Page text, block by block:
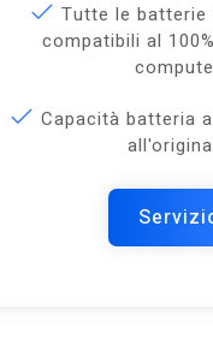
Tutte le
compatibili al
Capacità batteria